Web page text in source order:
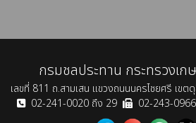
กรมชลประทาน กระทรวงเ
เลขที่ 811 ถ.สามเสน แขวงถนนนครไชยศรี เข
02-241-0020 ถึง 29
02-243-0966